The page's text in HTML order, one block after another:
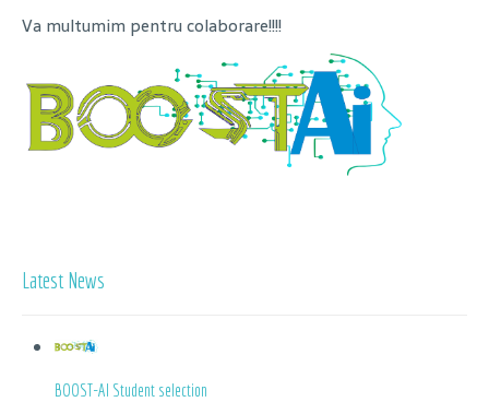
Va multumim pentru colaborare!!!!
Latest News
BOOST-AI Student selection